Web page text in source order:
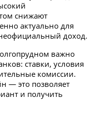
снижают
актуально для
доход.
важно
ставки, условия
комиссии.
— это позволяет
и получить